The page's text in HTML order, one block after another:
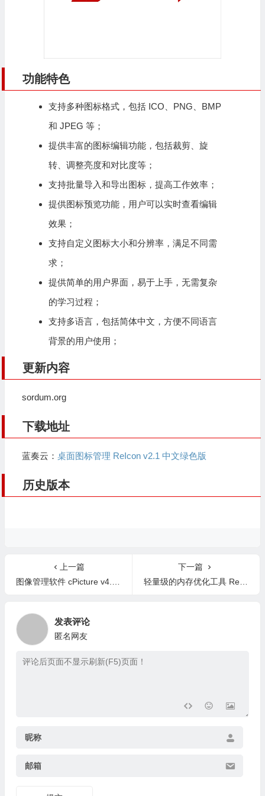
功能特色
支持多种图标格式，包括 ICO、PNG、BMP
和 JPEG 等；
提供丰富的图标编辑功能，包括裁剪、旋
转、调整亮度和对比度等；
支持批量导入和导出图标，提高工作效率；
提供图标预览功能，用户可以实时查看编辑
效果；
支持自定义图标大小和分辨率，满足不同需
求；
提供简单的用户界面，易于上手，无需复杂
的学习过程；
支持多语言，包括简体中文，方便不同语言
背景的用户使用；
更新内容
sordum.org
下载地址
蓝奏云： 桌面图标管理 ReIcon v2.1 中文绿色版
历史版本
上一篇
图像管理软件 cPicture v4.8 中文绿色版
下一篇
轻量级的内存优化工具 Reduce Memory v1.7 中文绿色版
发表评论
匿名网友
昵称
邮箱